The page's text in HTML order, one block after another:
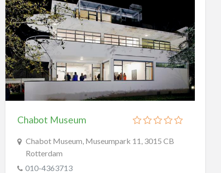
Chabot Museum
Chabot Museum, Museumpark 11, 3015 CB
Rotterdam
010-4363713